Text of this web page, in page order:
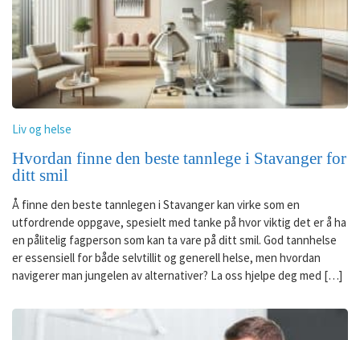
Liv og helse
Hvordan finne den beste tannlege i Stavanger for
ditt smil
Å finne den beste tannlegen i Stavanger kan virke som en
utfordrende oppgave, spesielt med tanke på hvor viktig det er å ha
en pålitelig fagperson som kan ta vare på ditt smil. God tannhelse
er essensiell for både selvtillit og generell helse, men hvordan
navigerer man jungelen av alternativer? La oss hjelpe deg med […]